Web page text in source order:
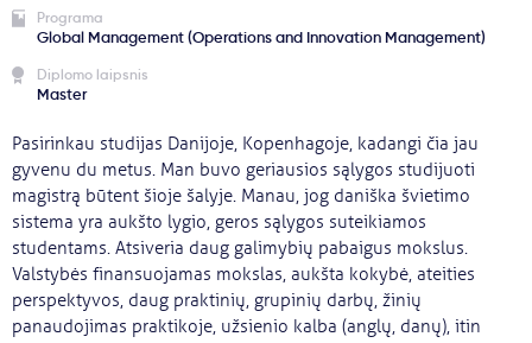
Kaip įstoti?
Paslaugos
Kodėl Kastu?
Naujienos
Programa
Global Management (Operations and Innovation Management)
Diplomo laipsnis
Master
Pasirinkau studijas Danijoje, Kopenhagoje, kadangi čia jau
gyvenu du metus. Man buvo geriausios sąlygos studijuoti
magistrą būtent šioje šalyje. Manau, jog daniška švietimo
sistema yra aukšto lygio, geros sąlygos suteikiamos
studentams. Atsiveria daug galimybių pabaigus mokslus.
Valstybės finansuojamas mokslas, aukšta kokybė, ateities
perspektyvos, daug praktinių, grupinių darbų, žinių
panaudojimas praktikoje, užsienio kalba (anglų, danų), itin